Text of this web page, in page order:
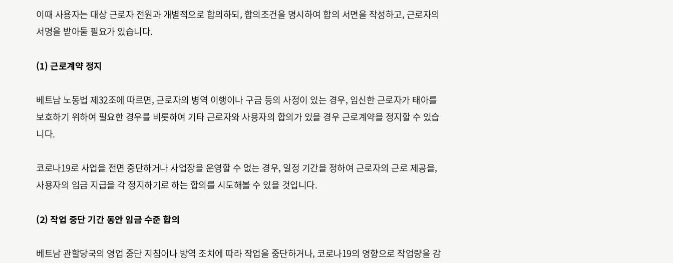
이때 사용자는 대상 근로자 전원과 개별적으로 합의하되, 합의조건을 명시하여 합의 서면을 작성하고, 근로자의
서명을 받아둘 필요가 있습니다.
(1) 근로계약 정지
베트남 노동법 제32조에 따르면, 근로자의 병역 이행이나 구금 등의 사정이 있는 경우, 임신한 근로자가 태아를
보호하기 위하여 필요한 경우를 비롯하여 기타 근로자와 사용자의 합의가 있을 경우 근로계약을 정지할 수 있습
니다.
코로나19로 사업을 전면 중단하거나 사업장을 운영할 수 없는 경우, 일정 기간을 정하여 근로자의 근로 제공을,
사용자의 임금 지급을 각 정지하기로 하는 합의를 시도해볼 수 있을 것입니다.
(2) 작업 중단 기간 동안 임금 수준 합의
베트남 관할당국의 영업 중단 지침이나 방역 조치에 따라 작업을 중단하거나, 코로나19의 영향으로 작업량을 감